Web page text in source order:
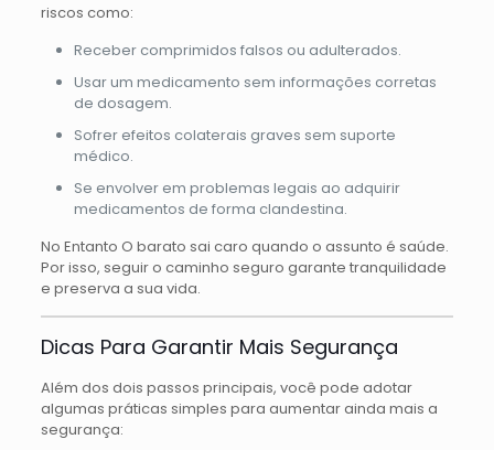
riscos como:
Receber comprimidos falsos ou adulterados.
Usar um medicamento sem informações corretas
de dosagem.
Sofrer efeitos colaterais graves sem suporte
médico.
Se envolver em problemas legais ao adquirir
medicamentos de forma clandestina.
No Entanto O barato sai caro quando o assunto é saúde.
Por isso, seguir o caminho seguro garante tranquilidade
e preserva a sua vida.
Dicas Para Garantir Mais Segurança
Além dos dois passos principais, você pode adotar
algumas práticas simples para aumentar ainda mais a
segurança: